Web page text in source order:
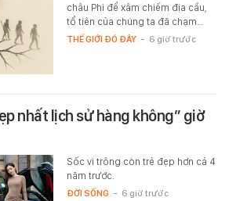
châu Phi để xâm chiếm địa cầu,
tổ tiên của chúng ta đã chạm…
THẾ GIỚI ĐÓ ĐÂY - 6 giờ trước
nhất lịch sử hàng không” giờ
Sốc vì trông còn trẻ đẹp hơn cả 4
năm trước.
ĐỜI SỐNG - 6 giờ trước